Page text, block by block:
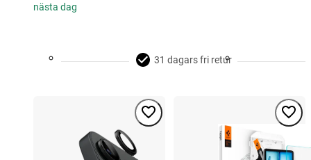
nästa dag
31 dagars fri retur